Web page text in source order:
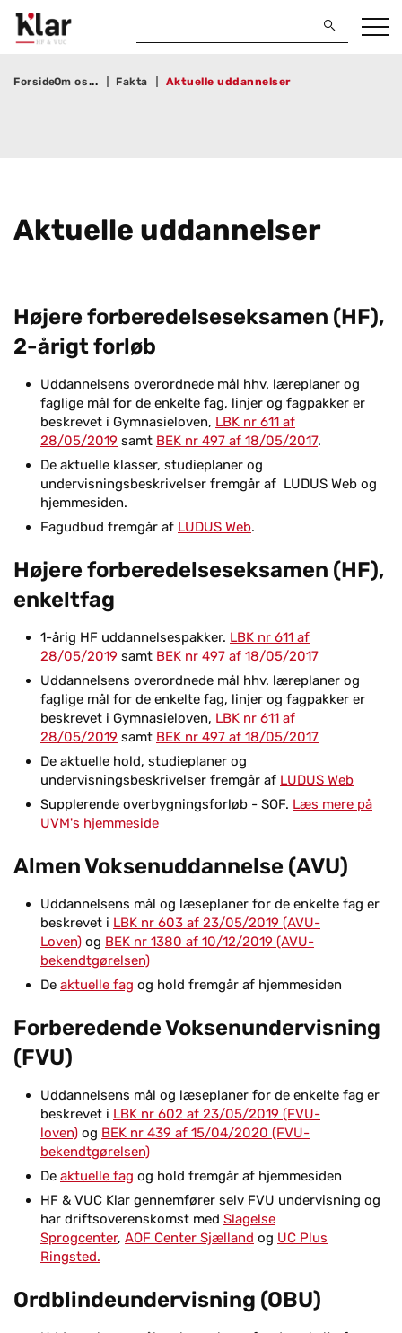
ForsideOm os Fakta Aktuelle uddannelser
Ak­tu­el­le ud­dan­nel­ser
Højere forberedelseseksamen (HF),
2-årigt forløb
Uddannelsens overordnede mål hhv. læreplaner og
faglige mål for de enkelte fag, linjer og fagpakker er
beskrevet i Gymnasieloven, LBK nr 611 af
28/05/2019 samt BEK nr 497 af 18/05/2017.
De aktuelle klasser, studieplaner og
undervisningsbeskrivelser fremgår af LUDUS Web og
hjemmesiden.
Fagudbud fremgår af LUDUS Web.
Højere forberedelseseksamen (HF),
enkeltfag
1-årig HF uddannelsespakker. LBK nr 611 af
28/05/2019 samt BEK nr 497 af 18/05/2017
Uddannelsens overordnede mål hhv. læreplaner og
faglige mål for de enkelte fag, linjer og fagpakker er
beskrevet i Gymnasieloven, LBK nr 611 af
28/05/2019 samt BEK nr 497 af 18/05/2017
De aktuelle hold, studieplaner og
undervisningsbeskrivelser fremgår af LUDUS Web
Supplerende overbygningsforløb - SOF. Læs mere på
UVM's hjemmeside
Almen Voksenuddannelse (AVU)
Uddannelsens mål og læseplaner for de enkelte fag er
beskrevet i LBK nr 603 af 23/05/2019 (AVU-
Loven) og BEK nr 1380 af 10/12/2019 (AVU-
bekendtgørelsen)
De aktuelle fag og hold fremgår af hjemmesiden
Forberedende Voksenundervisning
(FVU)
Uddannelsens mål og læseplaner for de enkelte fag er
beskrevet i LBK nr 602 af 23/05/2019 (FVU-
loven) og BEK nr 439 af 15/04/2020 (FVU-
bekendtgørelsen)
De aktuelle fag og hold fremgår af hjemmesiden
HF & VUC Klar gennemfører selv FVU undervisning og
har driftsoverenskomst med Slagelse
Sprogcenter, AOF Center Sjælland og UC Plus
Ringsted.
Ordblindeundervisning (OBU)